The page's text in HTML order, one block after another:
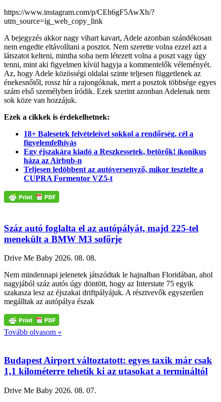
https://www.instagram.com/p/CEh6gF5AwXh/?
utm_source=ig_web_copy_link
A bejegyzés akkor nagy vihart kavart, Adele azonban szándékosan
nem engedte eltávolítani a posztot. Nem szerette volna ezzel azt a
látszatot kelteni, mintha soha nem létezett volna a poszt vagy úgy
tenni, mint aki figyelmen kívül hagyja a kommentelők véleményét.
Az, hogy Adele közösségi oldalai szinte teljesen függetlenek az
énekesnőtől, rossz hír a rajongóknak, mert a posztok többsége egyes
szám első személyben íródik. Ezek szerint azonban Adelenak nem
sok köze van hozzájuk.
Ezek a cikkek is érdekelhetnek:
18+ Balesetek felvételeivel sokkol a rendőrség, cél a
figyelemfelhívás
Egy éjszakára kiadó a Reszkessetek, betörők! ikonikus
háza az Airbnb-n
Teljesen ledöbbent az autóversenyző, mikor tesztelte a
CUPRA Formentor VZ5-t
Száz autó foglalta el az autópályát, majd 225-tel
menekült a BMW M3 sofőrje
Drive Me Baby 2026. 08. 08.
Nem mindennapi jelenetek játszódtak le hajnalban Floridában, ahol
nagyjából száz autós úgy döntött, hogy az Interstate 75 egyik
szakasza lesz az éjszakai driftpályájuk. A résztvevők egyszerűen
megálltak az autópálya észak
Tovább olvasom »
Budapest Airport változtatott: egyes taxik már csak
1,1 kilométerre tehetik ki az utasokat a termináltól
Drive Me Baby 2026. 08. 07.